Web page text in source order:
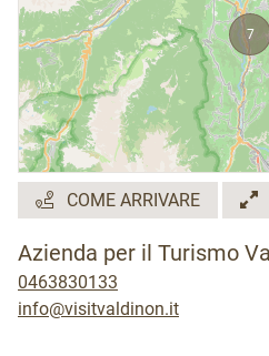
7
COME ARRIVARE
Azienda per il Turismo
0463830133
info@visitvaldinon.it